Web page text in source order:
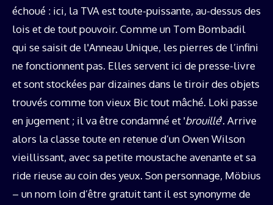
échoué : ici, la TVA est toute-puissante, au-dessus des
lois et de tout pouvoir. Comme un Tom Bombadil
qui se saisit de l'Anneau Unique, les pierres de l’infini
ne fonctionnent pas. Elles servent ici de presse-livre
et sont stockées par dizaines dans le tiroir des objets
trouvés comme ton vieux Bic tout mâché. Loki passe
en jugement ; il va être condamné et 'brouillé'. Arrive
alors la classe toute en retenue d’un Owen Wilson
vieillissant, avec sa petite moustache avenante et sa
ride rieuse au coin des yeux. Son personnage, Möbius
– un nom loin d’être gratuit tant il est synonyme de